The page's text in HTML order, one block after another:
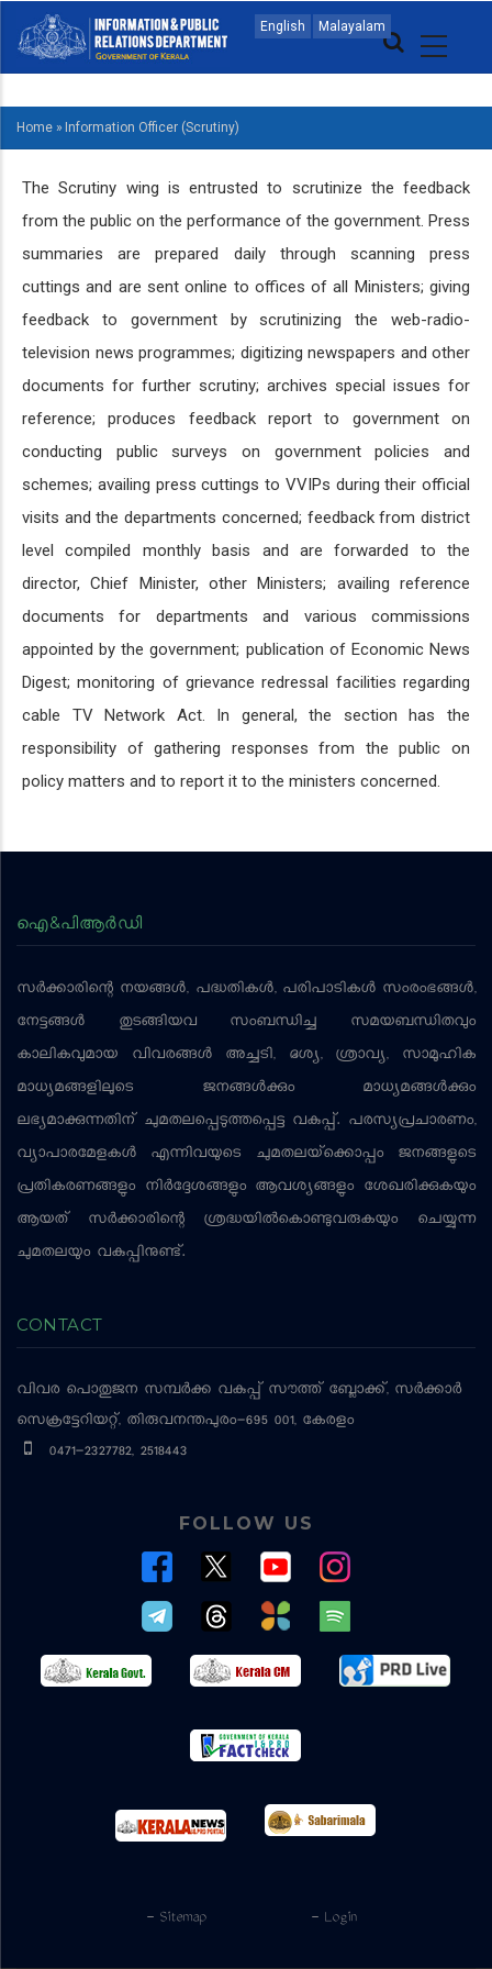
main
English Malayalam
MAIN
NAVIGATION
MALAYALAM
BREADCRUMB
Home » Information Officer (Scrutiny)
The Scrutiny wing is entrusted to scrutinize the feedback
from the public on the performance of the government. Press
summaries are prepared daily through scanning press
cuttings and are sent online to offices of all Ministers; giving
feedback to government by scrutinizing the web-radio-
television news programmes; digitizing newspapers and other
documents for further scrutiny; archives special issues for
reference; produces feedback report to government on
conducting public surveys on government policies and
schemes; availing press cuttings to VVIPs during their official
visits and the departments concerned; feedback from district
level compiled monthly basis and are forwarded to the
director, Chief Minister, other Ministers; availing reference
documents for departments and various commissions
appointed by the government; publication of Economic News
Digest; monitoring of grievance redressal facilities regarding
cable TV Network Act. In general, the section has the
responsibility of gathering responses from the public on
policy matters and to report it to the ministers concerned.
ഐ&പിആര്‍ഡി
സര്‍ക്കാരിന്റെ നയങ്ങള്‍, പദ്ധതികള്‍, പരിപാടികള്‍ സംരംഭങ്ങള്‍,
നേട്ടങ്ങള്‍ തുടങ്ങിയവ സംബന്ധിച്ച സമയബന്ധിതവും
കാലികവുമായ വിവരങ്ങള്‍ അച്ചടി, ദൃശ്യ, ശ്രാവ്യ, സാമൂഹിക
മാധ്യമങ്ങളിലൂടെ ജനങ്ങള്‍ക്കും മാധ്യമങ്ങള്‍ക്കും
ലഭ്യമാക്കുന്നതിന് ചുമതലപ്പെടുത്തപ്പെട്ട വകുപ്പ്. പരസ്യപ്രചാരണം,
വ്യാപാരമേളകള്‍ എന്നിവയുടെ ചുമതലയ്‌ക്കൊപ്പം ജനങ്ങളുടെ
പ്രതികരണങ്ങളും നിര്‍ദ്ദേശങ്ങളും ആവശ്യങ്ങളും ശേഖരിക്കുകയും
ആയത് സര്‍ക്കാരിന്റെ ശ്രദ്ധയില്‍കൊണ്ടുവരുകയും ചെയ്യുന്ന
ചുമതലയും വകുപ്പിനുണ്ട്.
CONTACT
വിവര പൊതുജന സമ്പര്‍ക്ക വകുപ്പ് സൗത്ത് ബ്ലോക്ക്, സര്‍ക്കാര്‍
സെക്രട്ടേറിയറ്റ്, തിരുവനന്തപുരം-695 001, കേരളം
0471-2327782, 2518443
FOLLOW US
- Login
- Sitemap